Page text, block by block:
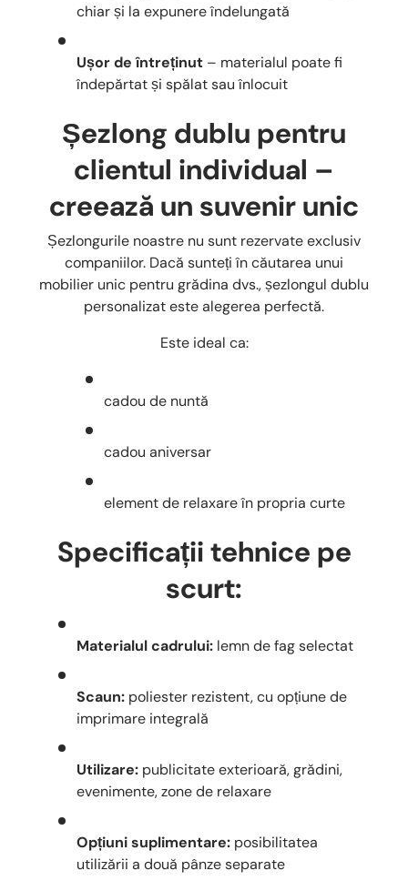
chiar și la expunere îndelungată
Ușor de întreținut – materialul poate fi
îndepărtat și spălat sau înlocuit
Șezlong dublu pentru
clientul individual –
creează un suvenir unic
Șezlongurile noastre nu sunt rezervate exclusiv
companiilor. Dacă sunteți în căutarea unui
mobilier unic pentru grădina dvs., șezlongul dublu
personalizat este alegerea perfectă.
Este ideal ca:
cadou de nuntă
cadou aniversar
element de relaxare în propria curte
Specificații tehnice pe
scurt:
Materialul cadrului: lemn de fag selectat
Scaun: poliester rezistent, cu opțiune de
imprimare integrală
Utilizare: publicitate exterioară, grădini,
evenimente, zone de relaxare
Opțiuni suplimentare: posibilitatea
utilizării a două pânze separate